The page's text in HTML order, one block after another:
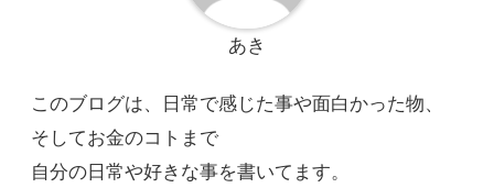
あき
このブログは、日常で感じた事や面白かった物、
そしてお金のコトまで
自分の日常や好きな事を書いてます。